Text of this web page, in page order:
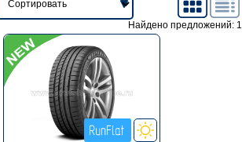
Найдено предложений: 1